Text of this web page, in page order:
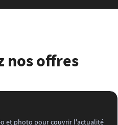
nos offres
et photo pour couvrir l'actualité